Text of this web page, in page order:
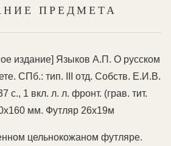
ПРЕДМЕТА
издание] Языков А.П. О русском
СПб.: тип. III отд. Собств. Е.И.В.
с., 1 вкл. л. л. фронт. (грав. тит.
мм. Футляр 26х19м
цельнокожаном футляре.